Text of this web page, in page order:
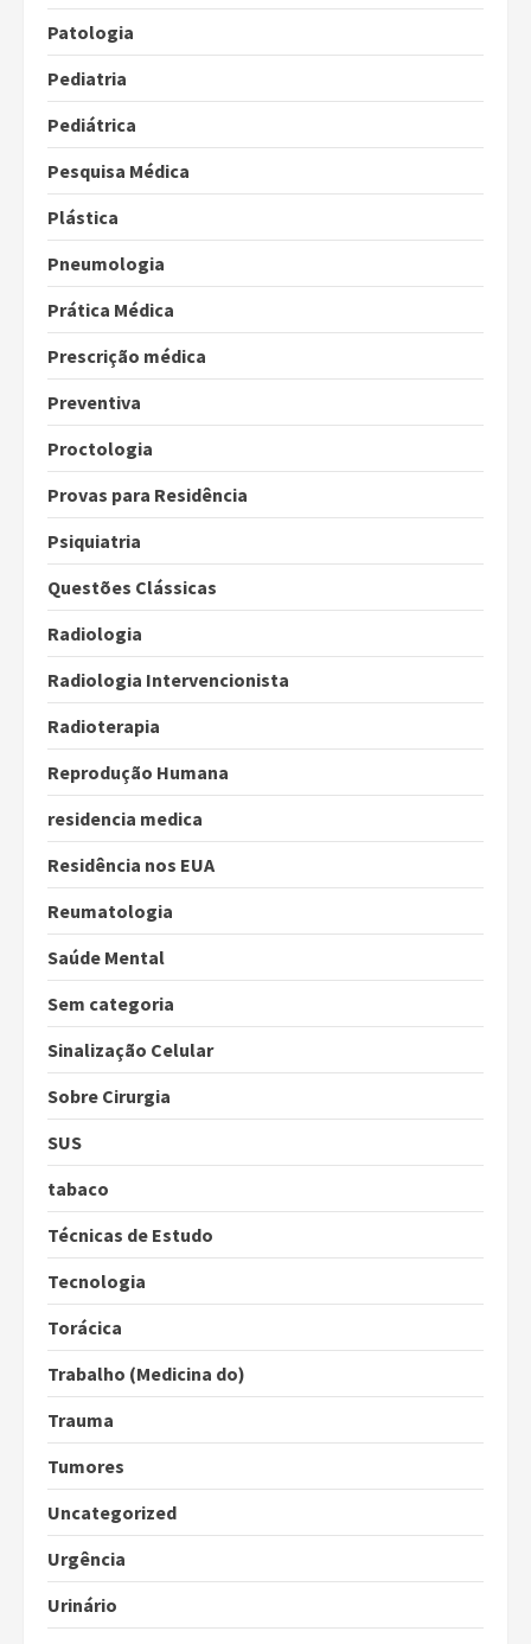
Patologia
Pediatria
Pediátrica
Pesquisa Médica
Plástica
Pneumologia
Prática Médica
Prescrição médica
Preventiva
Proctologia
Provas para Residência
Psiquiatria
Questões Clássicas
Radiologia
Radiologia Intervencionista
Radioterapia
Reprodução Humana
residencia medica
Residência nos EUA
Reumatologia
Saúde Mental
Sem categoria
Sinalização Celular
Sobre Cirurgia
SUS
tabaco
Técnicas de Estudo
Tecnologia
Torácica
Trabalho (Medicina do)
Trauma
Tumores
Uncategorized
Urgência
Urinário